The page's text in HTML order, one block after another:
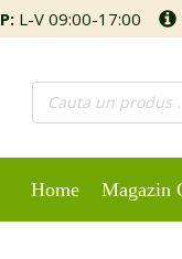
P:L-V 09:00-17:00
Home Magazin